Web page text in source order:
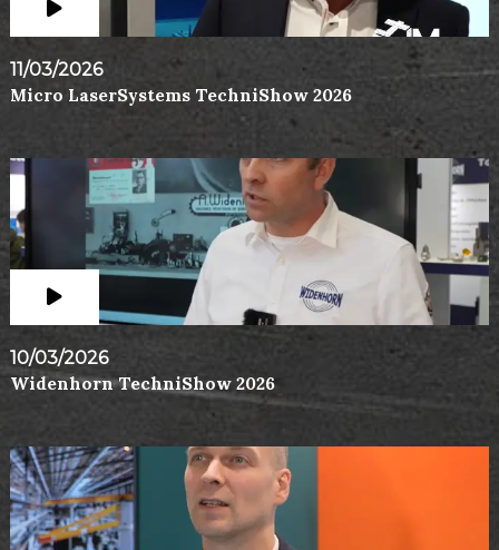
11/03/2026
Micro LaserSystems TechniShow 2026
10/03/2026
Widenhorn TechniShow 2026